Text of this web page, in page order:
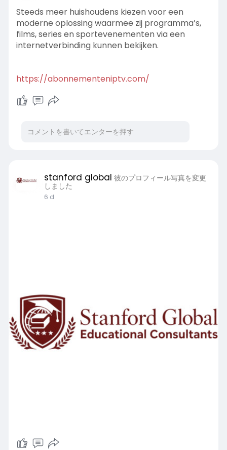
Steeds meer huishoudens kiezen voor een
moderne oplossing waarmee zij programma’s,
films, series en sportevenementen via een
internetverbinding kunnen bekijken.
https://abonnementeniptv.com/
stanford global 彼のプロフィール写真を変更
しました
6 d